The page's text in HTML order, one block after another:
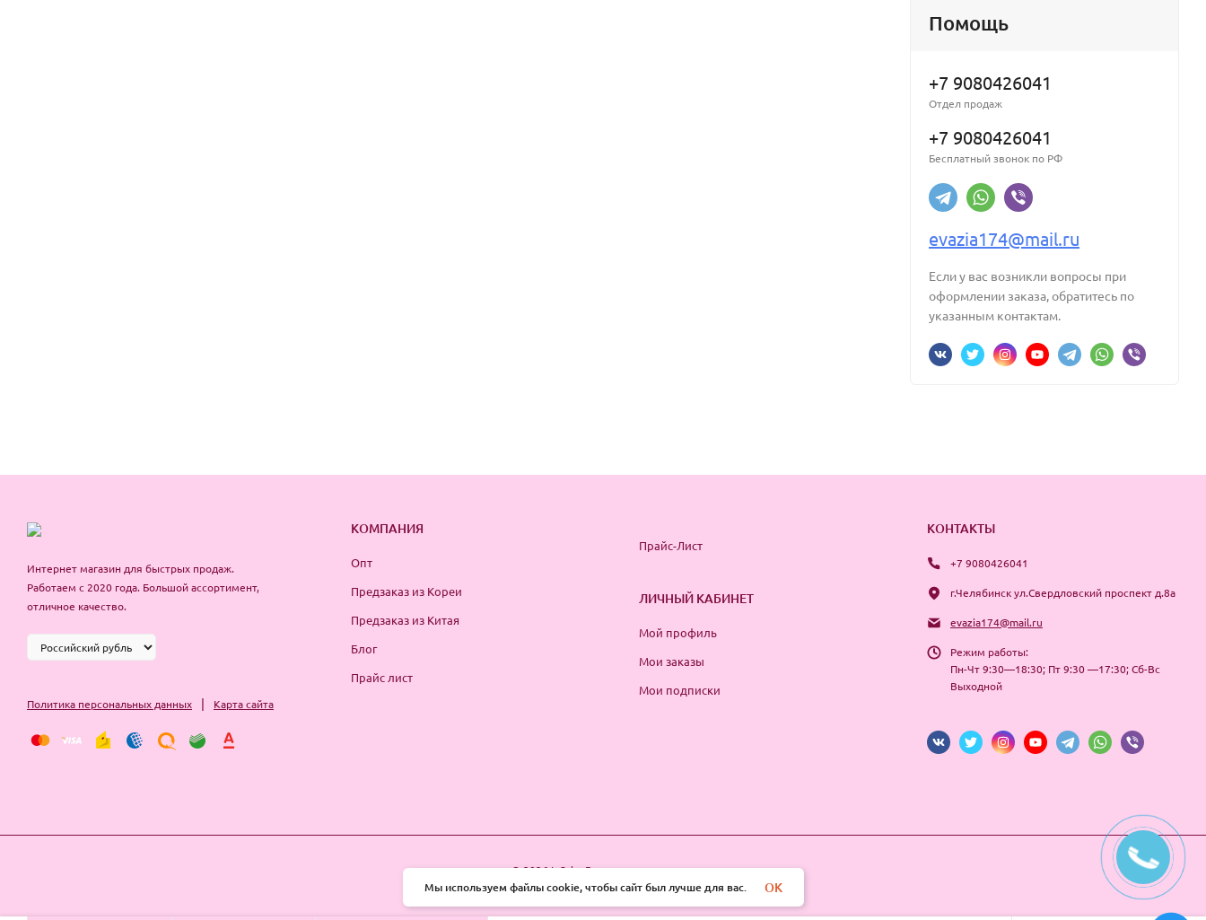
Помощь
+7 9080426041
Отдел продаж
+7 9080426041
Бесплатный звонок по РФ
evazia174@mail.ru
Если у вас возникли вопросы при
оформлении заказа, обратитесь по
указанным контактам.
Интернет магазин для быстрых продаж.
Работаем с 2020 года. Большой ассортимент,
отличное качество.
Политика персональных данных | Карта сайта
КОМПАНИЯ
Опт
Предзаказ из Кореи
Предзаказ из Китая
Блог
Прайс лист
Прайс-Лист
ЛИЧНЫЙ КАБИНЕТ
Мой профиль
Мои заказы
Мои подписки
КОНТАКТЫ
+7 9080426041
г.Челябинск ул.Свердловский проспект д.8а
evazia174@mail.ru
Режим работы:
Пн-Чт 9:30—18:30; Пт 9:30 —17:30; Сб-Вс
Выходной
© 2026 InSale. Все права защищены
Мы используем файлы cookie, чтобы сайт был лучше для вас. OK